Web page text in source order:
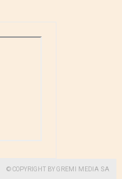
© COPYRIGHT BY GREMI MEDIA SA